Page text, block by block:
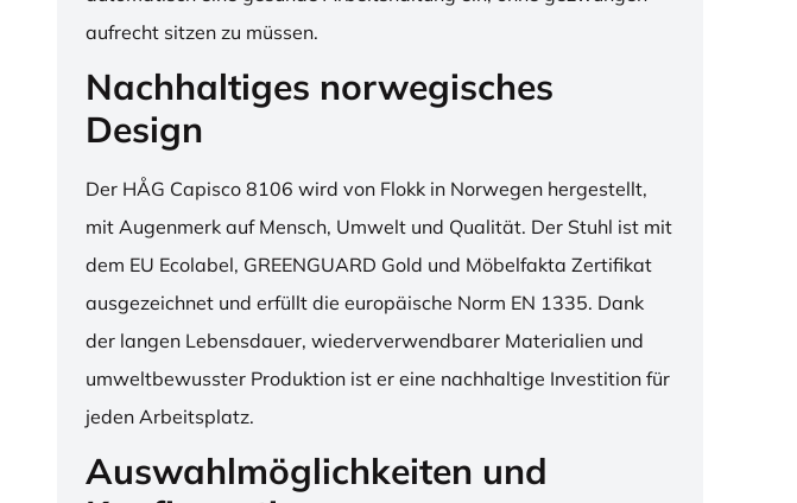
aufrecht sitzen zu müssen.
Nachhaltiges norwegisches
Design
Der HÅG Capisco 8106 wird von Flokk in Norwegen hergestellt,
mit Augenmerk auf Mensch, Umwelt und Qualität. Der Stuhl ist mit
dem EU Ecolabel, GREENGUARD Gold und Möbelfakta Zertifikat
ausgezeichnet und erfüllt die europäische Norm EN 1335. Dank
der langen Lebensdauer, wiederverwendbarer Materialien und
umweltbewusster Produktion ist er eine nachhaltige Investition für
jeden Arbeitsplatz.
Auswahlmöglichkeiten und